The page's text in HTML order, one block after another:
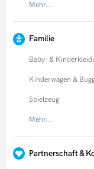
Mehr...
Familie
Baby- &
Kinderwagen &
Spielzeug
Mehr...
Partnerschaft &